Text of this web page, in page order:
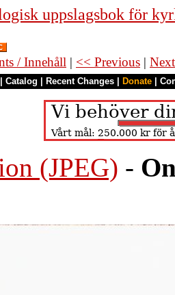
uppslagsbok för
/ Innehåll | << Previous |
Catalog Recent Changes Donate
(JPEG) -